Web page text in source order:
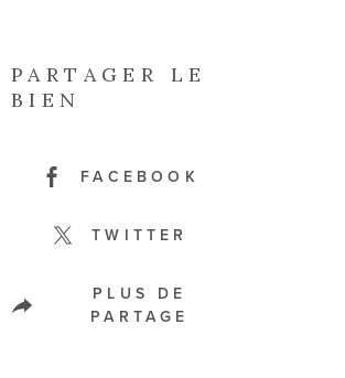
PARTAGER LE
BIEN
FACEBOOK
TWITTER
PLUS DE
PARTAGE